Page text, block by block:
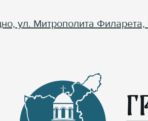
ул. Митрополита Филарета,